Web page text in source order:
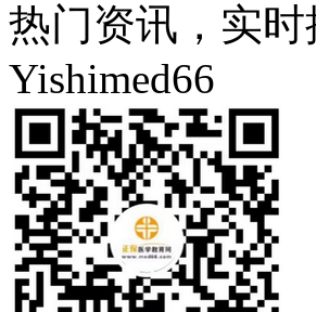
热门资讯，实时
Yishimed66